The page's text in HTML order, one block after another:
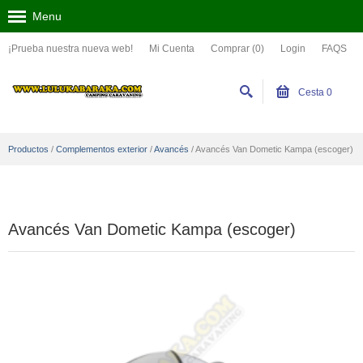
¡Prueba nuestra nueva web! Mi Cuenta Comprar (0) Login FAQS
Menu
Cesta 0
Productos / Complementos exterior /Avancés /Avancés Van Dometic Kampa (escoger)
Avancés Van Dometic Kampa (escoger)